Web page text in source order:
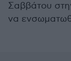
Σαββάτου
να